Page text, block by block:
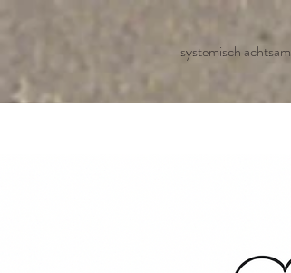
systemisch achtsam